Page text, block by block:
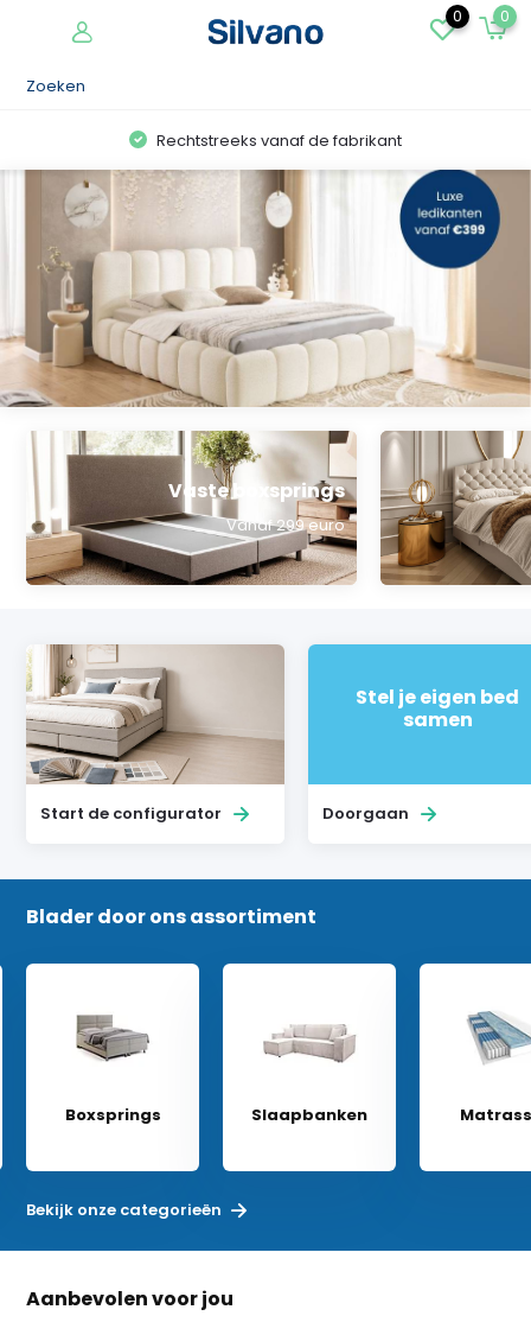
0 0
Rechtstreeks vanaf de fabrikant
Vaste boxsprings
Vanaf 299 euro
Start de configurator
Stel je eigen bed
samen
Doorgaan
Blader door ons assortiment
Bekijk onze categorieën
Boxsprings Slaapbanken
Aanbevolen voor jou